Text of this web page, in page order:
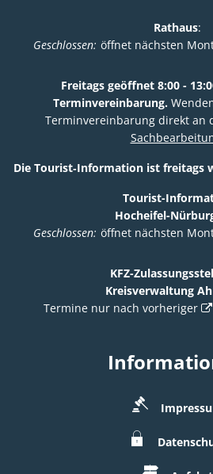
Rathaus:
Klicken, um weitere Öffnungs-
Geschlossen: öffnet nächsten
Freitags geöffnet 8:00 -
Terminvereinbarung.
Terminvereinbarung direkt an
Die Tourist‑Information ist freitags
Tourist-
Hocheifel-
Klicken, um weitere Öffnungs-
Geschlossen: öffnet nächsten
KFZ-
Kreisverwaltung
Termine nur nach vorheriger